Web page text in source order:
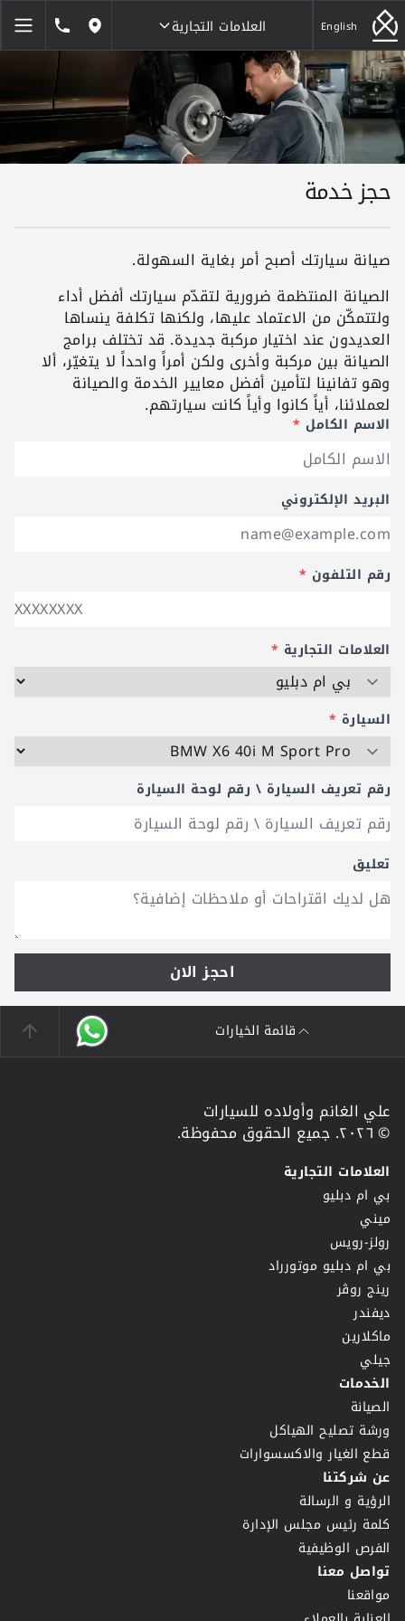
English
العلامات التجارية
العلامات التجارية
مواقعنا
حجز خدمة
صيانة سيارتك أصبح أمر بغاية السهولة.
الصيانة المنتظمة ضرورية لتقدّم سيارتك أفضل أداء
ولتتمكّن من الاعتماد عليها، ولكنها تكلفة ينساها
العديدون عند اختيار مركبة جديدة. قد تختلف برامج
الصيانة بين مركبة وأخرى ولكن أمراً واحداً لا يتغيّر، ألا
وهو تفانينا لتأمين أفضل معايير الخدمة والصيانة
لعملائنا، أياً كانوا وأياً كانت سيارتهم.
الاسم الكامل *
البريد الإلكتروني
رقم التلفون *
العلامات التجارية *
السيارة *
رقم تعريف السيارة \ رقم لوحة السيارة
تعليق
احجز الان
قائمة الخيارات
علي الغانم وأولاده للسيارات
© ٢٠٢٦. جميع الحقوق محفوظة.
العلامات التجارية
بي ام دبليو
ميني
رولز-رويس
بي ام دبليو موتورراد
رينج روڤر
ديفندر
ماكلارين
جيلي
الخدمات
الصيانة
ورشة تصليح الهياكل
قطع الغيار والاكسسوارات
عن شركتنا
الرؤية و الرسالة
كلمة رئيس مجلس الإدارة
الفرص الوظيفية
تواصل معنا
مواقعنا